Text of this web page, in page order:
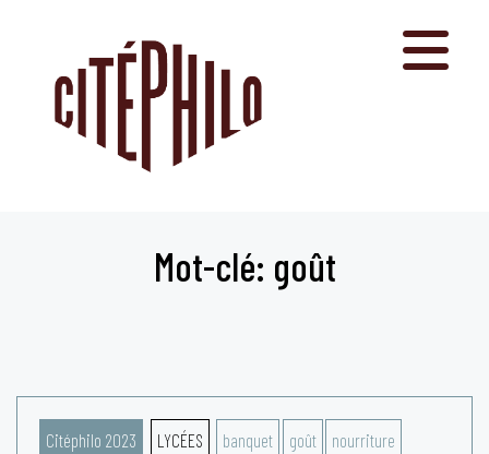
Mot-clé: goût
Citéphilo 2023 LYCÉES banquet goût nourriture